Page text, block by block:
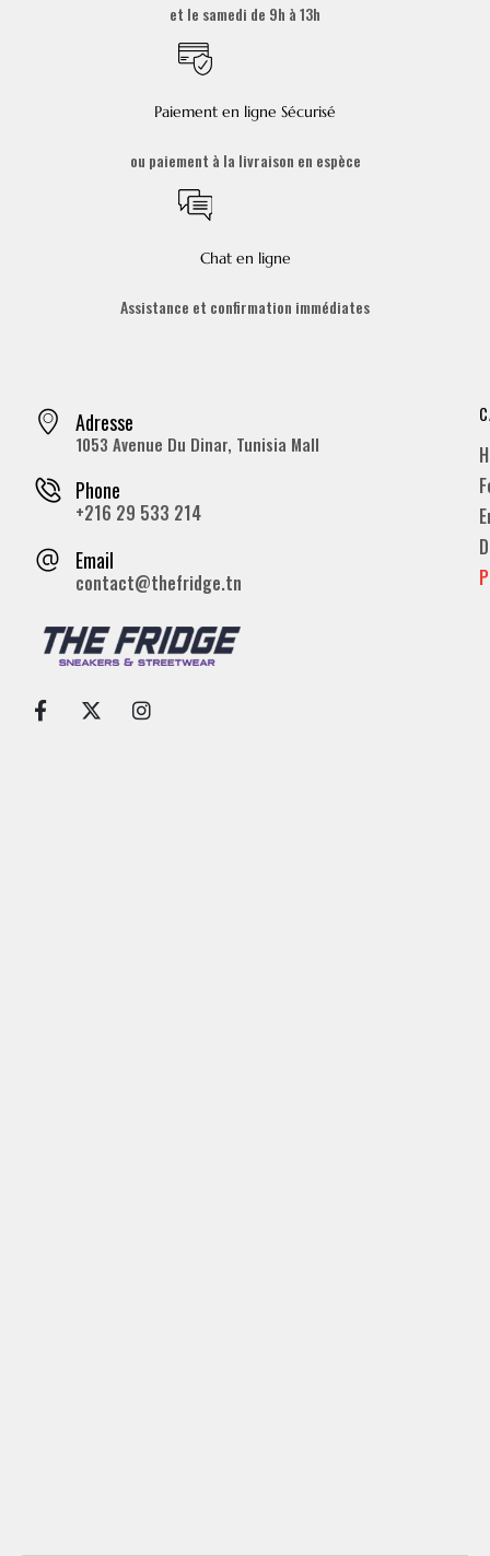
et le samedi de 9h à 13h
Paiement en ligne Sécurisé
ou paiement à la livraison en espèce
Chat en ligne
Assistance et confirmation immédiates
Adresse
1053 Avenue Du Dinar, Tunisia Mall
Phone
+216 29 533 214
Email
contact@thefridge.tn